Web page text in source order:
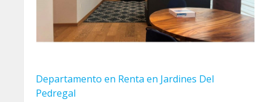
Departamento en Renta en Jardines Del
Pedregal